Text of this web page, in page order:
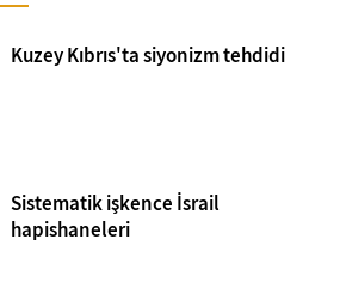
Kuzey Kıbrıs'ta siyonizm tehdidi
Sistematik işkence İsrail
hapishaneleri